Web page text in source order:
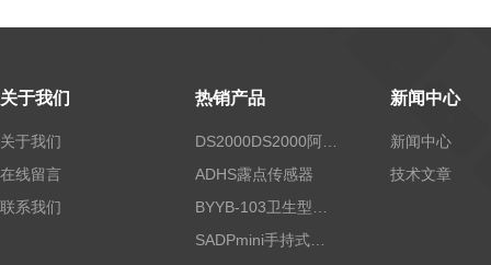
关于我们
关于我们
在线留言
联系我们
热销产品
ADHS露点传感器
新闻中心
新闻中心
技术文章